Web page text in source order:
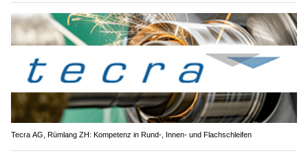
Tecra AG, Rümlang ZH: Kompetenz in Rund-, Innen- und Flachschleifen